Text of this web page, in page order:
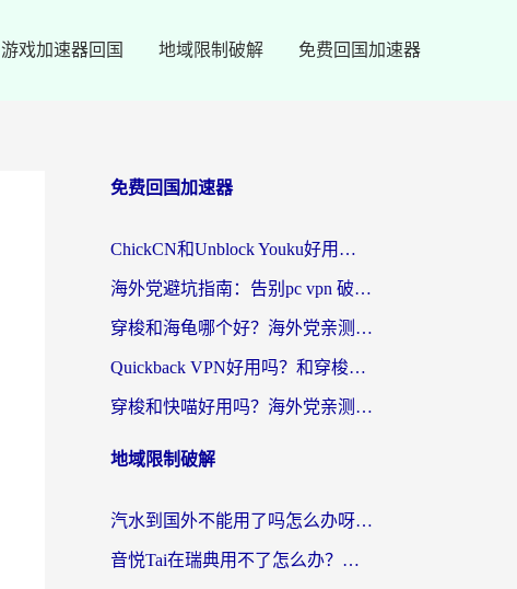
游戏加速器回国 地域限制破解 免费回国加速器
免费回国加速器
ChickCN和Unblock Youku好用吗？海外党亲测3款回国加速器，附iOS免费选择指南
海外党避坑指南：告别pc vpn 破解，选对回国加速器轻松访问国内资源
穿梭和海龟哪个好？海外党亲测回国加速器，附电脑免费VPN推荐
Quickback VPN好用吗？和穿梭VPN对比哪个回国效果更好？海外党必看的真实测评与选择指南
穿梭和快喵好用吗？海外党亲测3款回国加速器，附日本回国VPN避坑指南
地域限制破解
汽水到国外不能用了吗怎么办呀？海外党追剧看片的救星在这里！
音悦Tai在瑞典用不了怎么办？海外华人追剧听歌的实用指南